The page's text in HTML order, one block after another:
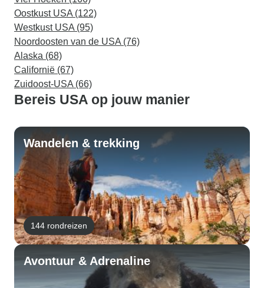
Oostkust USA (122)
Westkust USA (95)
Noordoosten van de USA (76)
Alaska (68)
Californië (67)
Zuidoost-USA (66)
Bereis USA op jouw manier
Wandelen & trekking
144 rondreizen
Avontuur & Adrenaline